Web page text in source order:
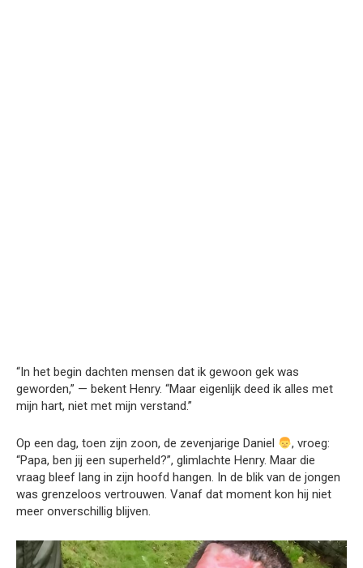
“In het begin dachten mensen dat ik gewoon gek was
geworden,” — bekent Henry. “Maar eigenlijk deed ik alles met
mijn hart, niet met mijn verstand.”
Op een dag, toen zijn zoon, de zevenjarige Daniel
, vroeg:
“Papa, ben jij een superheld?”, glimlachte Henry. Maar die
vraag bleef lang in zijn hoofd hangen. In de blik van de jongen
was grenzeloos vertrouwen. Vanaf dat moment kon hij niet
meer onverschillig blijven.